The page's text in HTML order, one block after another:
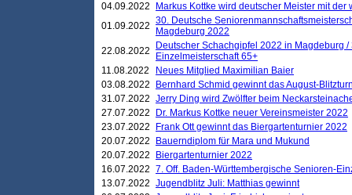
04.09.2022
Markus Kottke wird deutscher Meister mit
01.09.2022 30. Deutsche
Magdeburg 2022
22.08.2022
Deutscher Schachgipfel 2022 in Magdeburg
Einzelmeisterschaft 65+
11.08.2022
Neues Mitglied Maximilian Baier
03.08.2022
Bernhard Schmid gewinnt das August-
31.07.2022 Jerry Ding wird Zwölfter beim
27.07.2022
Dr. Markus Kottke neuer Vereinsmeister 2022
23.07.2022
Frank Ott gewinnt das Biergartenturnier 2022
20.07.2022
Bauerndiplom für Mara und Mukund
20.07.2022
Biergartenturnier 2022
16.07.2022 7. Off. Baden-Württembergische Senioren-
13.07.2022 Jugendblitz Juli: Matthias gewinnt